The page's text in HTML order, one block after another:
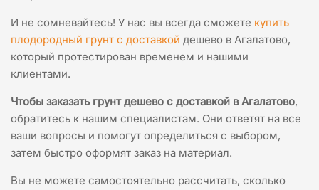
И не сомневайтесь! У нас вы всегда сможете купить
плодородный грунт с доставкой дешево в Агалатово,
который протестирован временем и нашими
клиентами.
Чтобы заказать грунт дешево с доставкой в Агалатово,
обратитесь к нашим специалистам. Они ответят на все
ваши вопросы и помогут определиться с выбором,
затем быстро оформят заказ на материал.
Вы не можете самостоятельно рассчитать, сколько